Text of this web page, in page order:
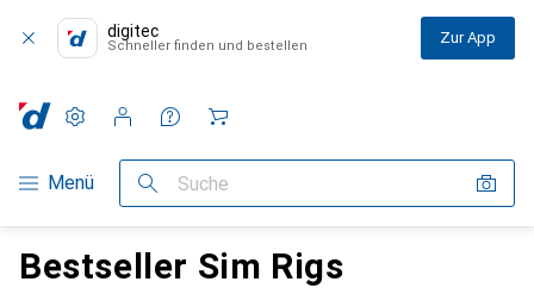
digitec
Schneller finden und bestellen Zur App
Navigation nach Kategorien
Menü Suche
Einstellungen
Kundenkonto
Vergleichslisten
Merklisten
Warenkorb
Bestseller Sim Rigs